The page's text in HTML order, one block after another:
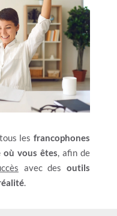
lesfrancophones
vous êtes, afin de
avec desoutils
.